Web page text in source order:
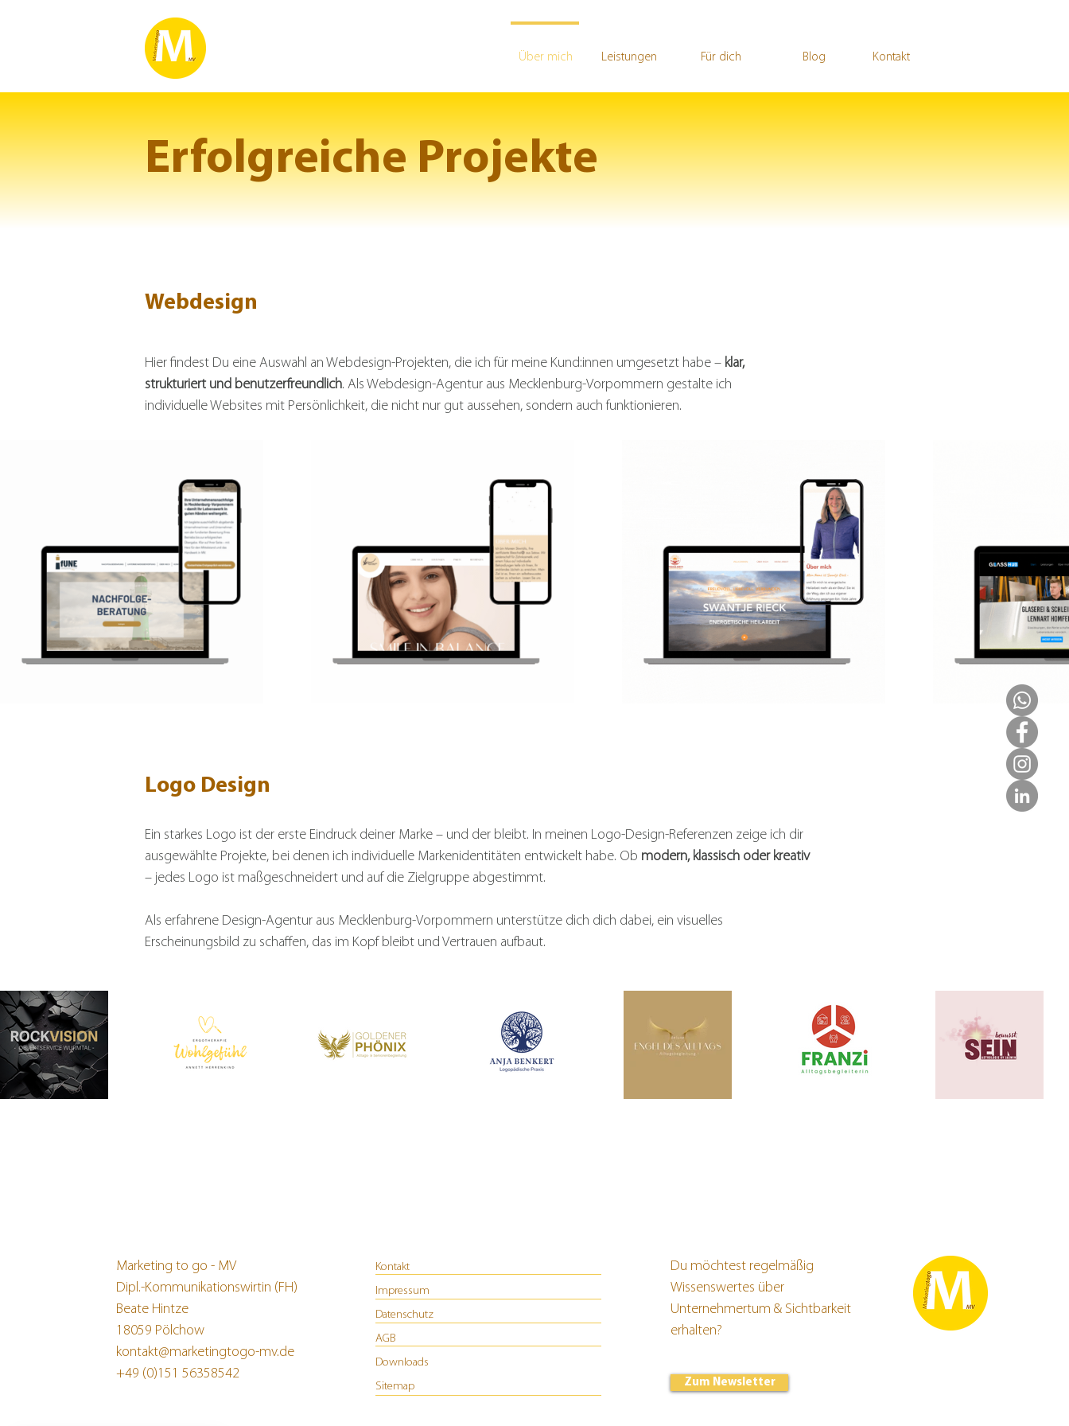
Über mich Leistungen Für dich Blog Kontakt
Erfolgreiche Projekte
Webdesign
Hier findest Du eine Auswahl an Webdesign-Projekten, die ich für meine Kund:innen umgesetzt habe – klar,
strukturiert und benutzerfreundlich. Als Webdesign-Agentur aus Mecklenburg-Vorpommern gestalte ich
individuelle Websites mit Persönlichkeit, die nicht nur gut aussehen, sondern auch funktionieren.
Logo Design
Ein starkes Logo ist der erste Eindruck deiner Marke – und der bleibt. In meinen Logo-Design-Referenzen zeige ich dir
ausgewählte Projekte, bei denen ich individuelle Markenidentitäten entwickelt habe. Ob modern, klassisch oder kreativ
– jedes Logo ist maßgeschneidert und auf die Zielgruppe abgestimmt.
Als erfahrene Design-Agentur aus Mecklenburg-Vorpommern unterstütze dich dich dabei, ein visuelles
Erscheinungsbild zu schaffen, das im Kopf bleibt und Vertrauen aufbaut.
Marketing to go - MV
Dipl.-Kommunikationswirtin (FH)
Beate Hintze
18059 Pölchow
kontakt@marketingtogo-mv.de
+49 (0)151 56358542
Kontakt
Impressum
Datenschutz
AGB
Downloads
Sitemap
Du möchtest regelmäßig
Wissenswertes über
Unternehmertum & Sichtbarkeit
erhalten?
Zum Newsletter